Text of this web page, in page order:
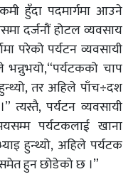
हुँदा पदमार्गमा आउने
दर्जनौं होटल व्यवसाय
परेको पर्यटन व्यवसायी
चाप
तर अहिले पाँच÷दश
पर्यटन व्यवसायी
पर्यटकलाई खाना
हुन्थ्यो, अहिले पर्यटक
हुन छोडेको छ ।”